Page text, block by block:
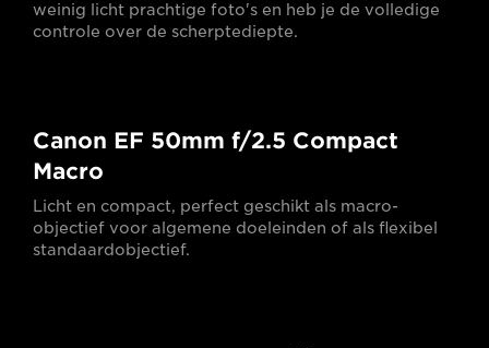
weinig licht prachtige foto's en heb je de volledige
controle over de scherptediepte.
Canon EF 50mm f/2.5 Compact
Macro
Licht en compact, perfect geschikt als macro-
objectief voor algemene doeleinden of als flexibel
standaardobjectief.